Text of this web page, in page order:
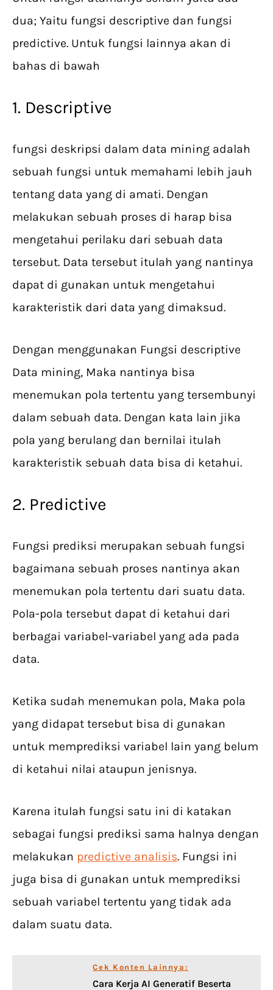
dua; Yaitu fungsi descriptive dan fungsi
predictive. Untuk fungsi lainnya akan di
bahas di bawah
1. Descriptive
fungsi deskripsi dalam data mining adalah
sebuah fungsi untuk memahami lebih jauh
tentang data yang di amati. Dengan
melakukan sebuah proses di harap bisa
mengetahui perilaku dari sebuah data
tersebut. Data tersebut itulah yang nantinya
dapat di gunakan untuk mengetahui
karakteristik dari data yang dimaksud.
Dengan menggunakan Fungsi descriptive
Data mining, Maka nantinya bisa
menemukan pola tertentu yang tersembunyi
dalam sebuah data. Dengan kata lain jika
pola yang berulang dan bernilai itulah
karakteristik sebuah data bisa di ketahui.
2. Predictive
Fungsi prediksi merupakan sebuah fungsi
bagaimana sebuah proses nantinya akan
menemukan pola tertentu dari suatu data.
Pola-pola tersebut dapat di ketahui dari
berbagai variabel-variabel yang ada pada
data.
Ketika sudah menemukan pola, Maka pola
yang didapat tersebut bisa di gunakan
untuk memprediksi variabel lain yang belum
di ketahui nilai ataupun jenisnya.
Karena itulah fungsi satu ini di katakan
sebagai fungsi prediksi sama halnya dengan
melakukan predictive analisis. Fungsi ini
juga bisa di gunakan untuk memprediksi
sebuah variabel tertentu yang tidak ada
dalam suatu data.
Cek Konten Lainnya:
Cara Kerja AI Generatif Beserta